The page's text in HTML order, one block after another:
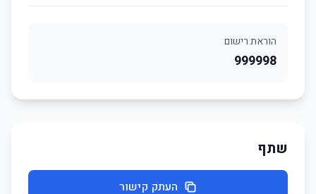
הוראת רישום
999998
שתף
העתק קישור